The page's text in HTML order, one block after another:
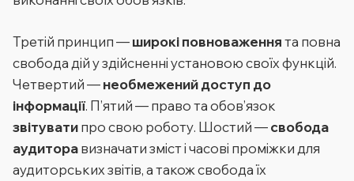
Третій принцип —широкі повноваженнята повна
свобода дій у здійсненні установою своїх функцій.
Четвертий —необмежений доступ до
інформації. П’ятий — право та обов’язок
звітуватипро свою роботу. Шостий —свобода
аудиторавизначати зміст і часові проміжки для
аудиторських звітів, а також свобода їх